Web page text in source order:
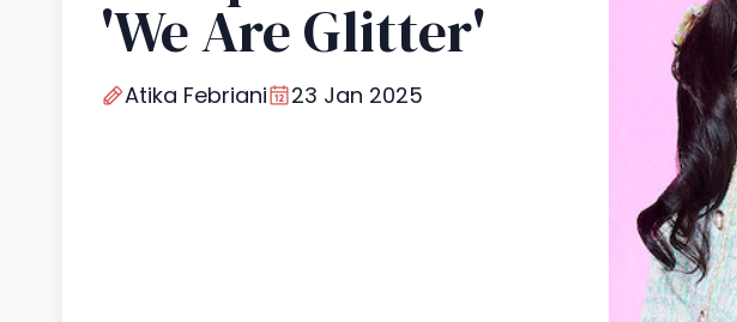
'We Are Glitter'
Atika Febriani 23 Jan 2025